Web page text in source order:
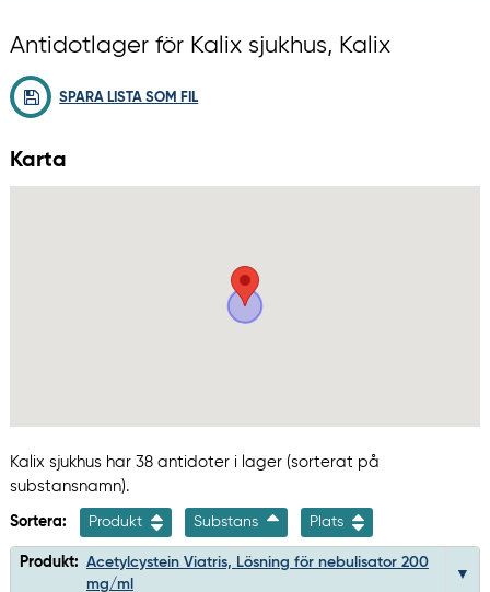
Antidotlager för Kalix sjukhus, Kalix
SPARA LISTA SOM FIL
Karta
Kalix sjukhus har 38 antidoter i lager (sorterat på
substansnamn).
Sortera: Produkt Substans Plats
Produkt: Acetylcystein Viatris, Lösning för nebulisator 200
mg/ml